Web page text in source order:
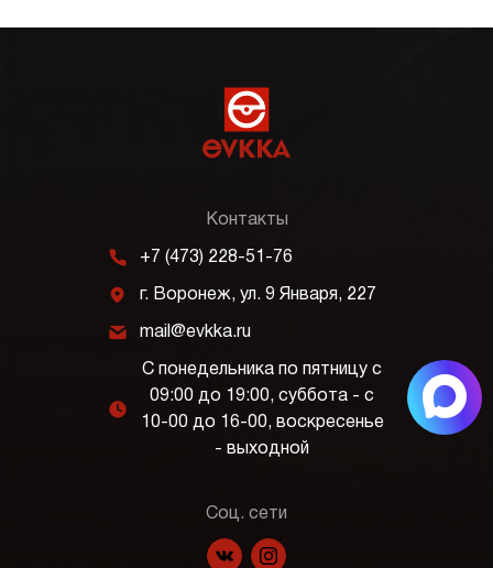
Контакты
m +7 (473) 228-51-76
j г. Воронеж, ул. 9 Января, 227
k mail@evkka.ru
l
С понедельника по пятницу с
09:00 до 19:00, суббота - с
10-00 до 16-00, воскресенье
- выходной
Соц. сети
f p